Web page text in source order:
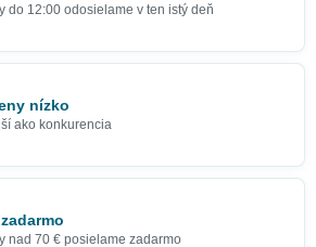
do 12:00 odosielame v ten istý deň
nízko
ako konkurencia
nad 70 € posielame zadarmo